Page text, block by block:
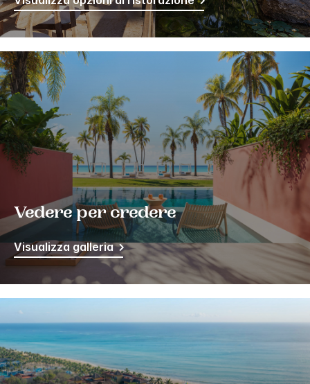
Vedere per credere
Visualizza galleria